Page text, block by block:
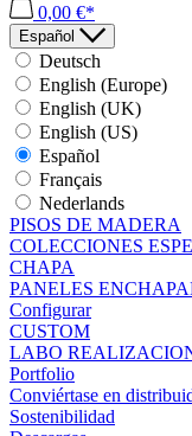
0,00 €*
Español
Deutsch
English (Europe)
English (UK)
English (US)
Español
Français
Nederlands
PISOS DE MADERA
COLECCIONES
CHAPA
PANELES
Configurar
CUSTOM
LABO
Portfolio
Conviértase en
Sostenibilidad